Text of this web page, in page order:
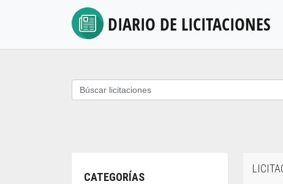
DIARIO DE LICITACIONES
CATEGORÍAS